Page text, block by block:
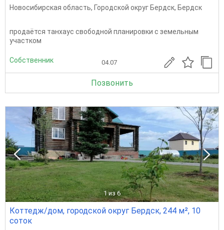
Новосибирская область, Городской округ Бердск, Бердск
продаётся танхаус свободной планировки с земельным
участком
Собственник 04.07
Позвонить
1 из 6
Коттедж/дом, городской округ Бердск, 244 м², 10
соток